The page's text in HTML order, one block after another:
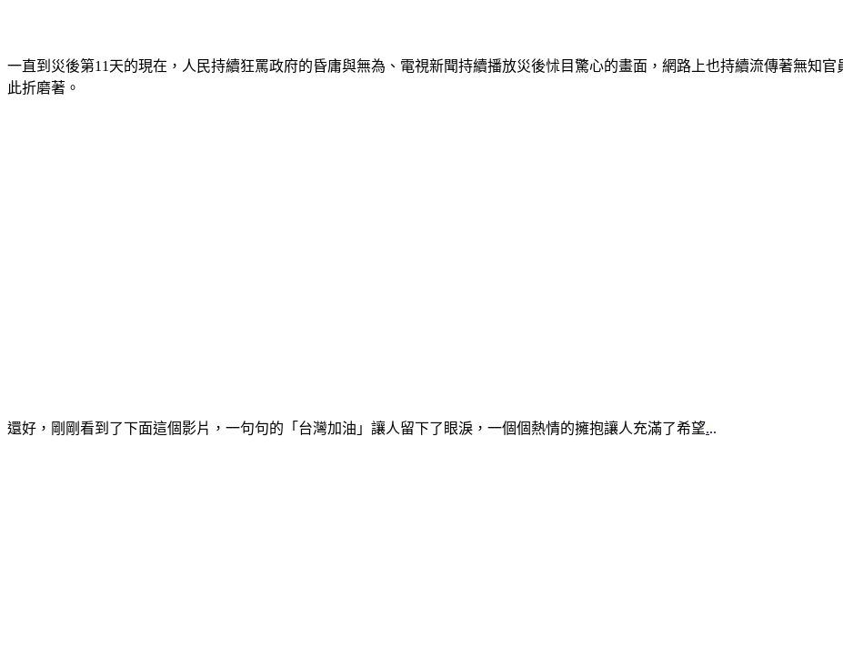
一直到災後第11天的現在，人民持續狂罵政府的昏庸與無為、電視新聞持續播放災後怵目驚心的畫面，網路上也持續流傳著無知官
此折磨著。
還好，剛剛看到了下面這個影片，一句句的「台灣加油」讓人留下了眼淚，一個個熱情的擁抱讓人充滿了希望...